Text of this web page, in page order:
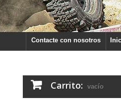
Contacte con nosotros
Carrito: vacío